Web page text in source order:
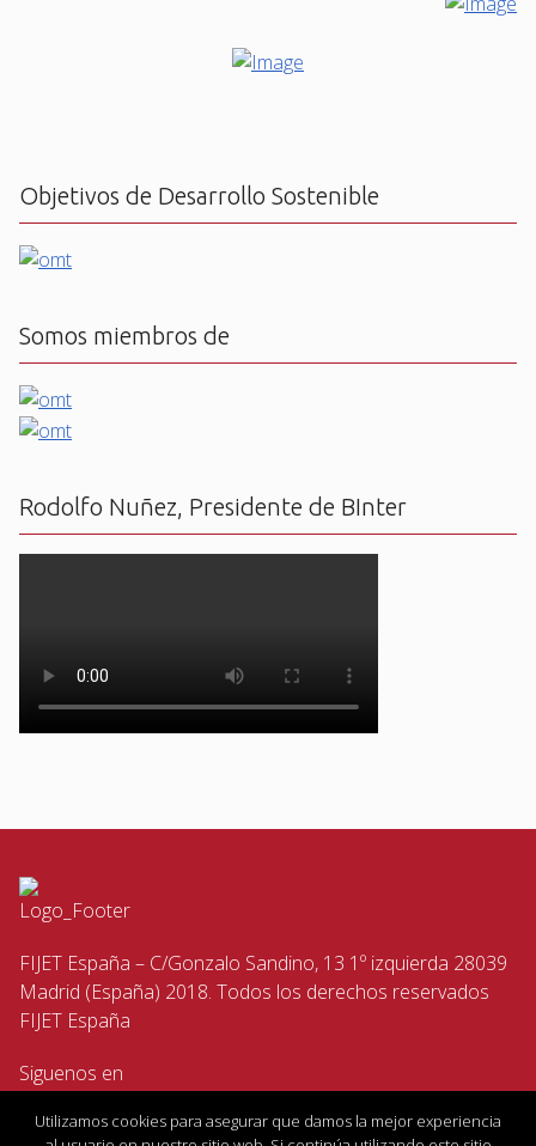
Objetivos de Desarrollo Sostenible
Somos miembros de
Rodolfo Nuñez, Presidente de BInter
FIJET España – C/Gonzalo Sandino, 13 1º izquierda 28039
Madrid (España) 2018. Todos los derechos reservados
FIJET España
Siguenos en
Utilizamos cookies para asegurar que damos la mejor experiencia